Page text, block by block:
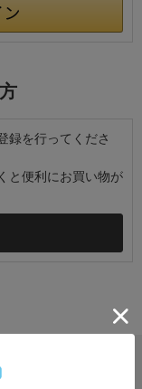
録を行ってくださ
と便利にお買い物が